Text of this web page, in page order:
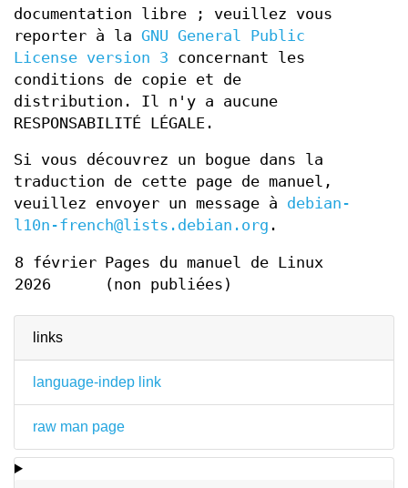
links
language-indep link
raw man page
documentation libre ; veuillez vous
reporter à la GNU General Public
License version 3 concernant les
conditions de copie et de
distribution. Il n'y a aucune
RESPONSABILITÉ LÉGALE.
Si vous découvrez un bogue dans la
traduction de cette page de manuel,
veuillez envoyer un message à debian-
l10n-french@lists.debian.org .
8 février
2026
Pages du manuel de Linux
(non publiées)